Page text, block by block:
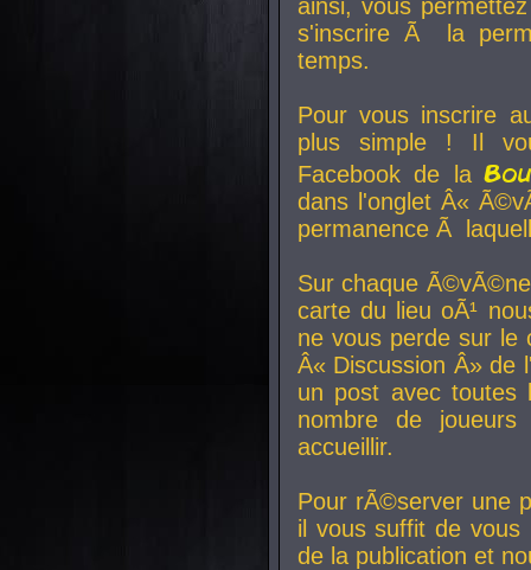
ainsi, vous
s'inscrire Ã la
temps.
Pour vous inscrire
plus simple ! Il
Facebook de la
dans l'onglet Â«
permanence Ã
Sur chaque
carte du lieu oÃ¹
ne vous perde sur le
Â« Discussion Â» de
un post avec toutes
nombre de
accueillir.
Pour rÃ©server une
il vous suffit de vous
de la publication et